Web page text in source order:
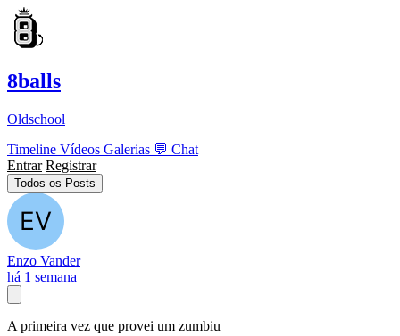
8balls
Oldschool
Timeline Vídeos Galerias 💬 Chat
Entrar Registrar
Todos os Posts
Enzo Vander
há 1 semana
A primeira vez que provei um zumbiu